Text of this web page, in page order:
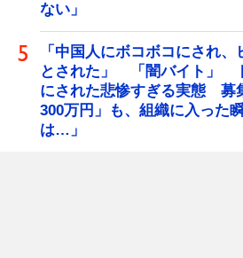
ない」
「中国人にボコボコにされ
とされた」 「闇バイト」
にされた悲惨すぎる実態 募
300万円」も、組織に入った
は…」